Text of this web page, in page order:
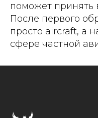
поможет
После первого
просто aircraft, а
сфере частной